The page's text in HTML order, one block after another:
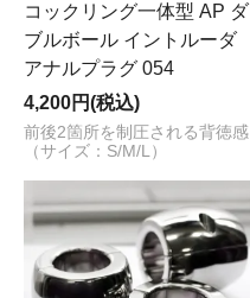
コックリング一体型 AP ダ
ブルボール イントルーダ
アナルプラグ 054
4,200円(税込)
前後2箇所を制圧される背徳感
（サイズ：S/M/L）